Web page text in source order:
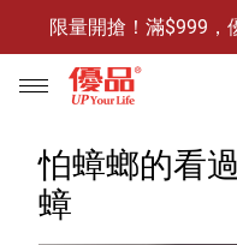
限量開搶！滿$999，
防霉清潔好幫
限量開搶！滿$999
怕蟑螂的看
蟑